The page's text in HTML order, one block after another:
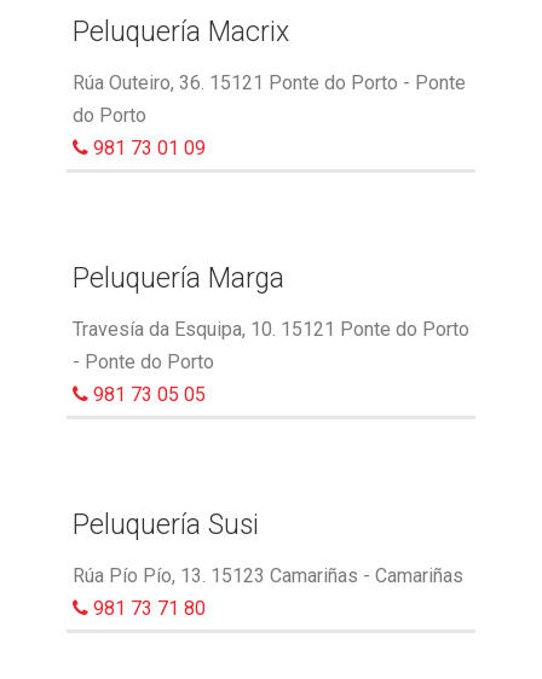
Peluquería Macrix
Rúa Outeiro, 36. 15121 Ponte do Porto - Ponte
do Porto
981 73 01 09
Peluquería Marga
Travesía da Esquipa, 10. 15121 Ponte do Porto
- Ponte do Porto
981 73 05 05
Peluquería Susi
Rúa Pío Pío, 13. 15123 Camariñas - Camariñas
981 73 71 80